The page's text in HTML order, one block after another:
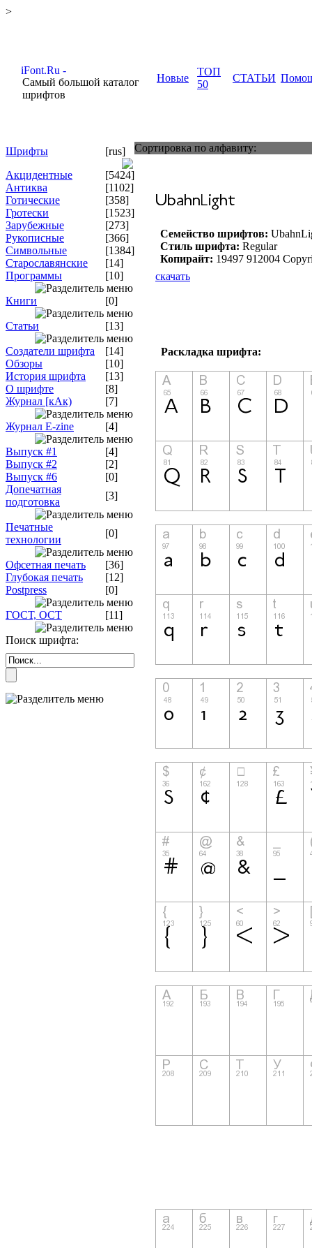
>
Самый большой каталог
шрифтов
Новые
ТОП
50
СТАТЬИ
Шрифты
[rus]
Акцидентные
[5424]
Антиква
[1102]
Готические
[358]
Гротески
[1523]
Зарубежные
[273]
Рукописные
[366]
Символьные
[1384]
Старославянские
[14]
Программы
[10]
Книги [0]
Статьи [13]
Создатели шрифта
[14]
Обзоры
[10]
История шрифта
[13]
О шрифте
[8]
Журнал [кАк)
[7]
Журнал E-zine [4]
Выпуск #1
[4]
Выпуск #2
[2]
Выпуск #6
[0]
Допечатная
подготовка
[3]
Печатные
технологии
[0]
Офсетная печать
[36]
Глубокая печать
[12]
Postpress
[0]
ГОСТ, ОСТ [11]
Поиск шрифта:
Сортировка по алфавиту:
Семейство шрифтов:
Стиль шрифта: Regular
Копирайт: 19497 912004
скачать
Раскладка шрифта: